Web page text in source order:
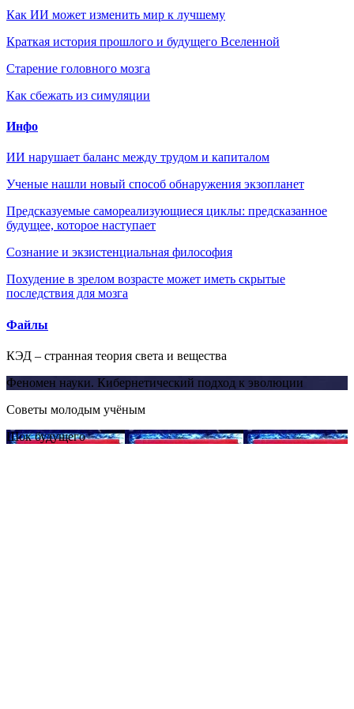
Как ИИ может изменить мир к лучшему
Краткая история прошлого и будущего Вселенной
Старение головного мозга
Как сбежать из симуляции
Инфо
ИИ нарушает баланс между трудом и капиталом
Ученые нашли новый способ обнаружения экзопланет
Предсказуемые самореализующиеся циклы: предсказанное
будущее, которое наступает
Сознание и экзистенциальная философия
Похудение в зрелом возрасте может иметь скрытые
последствия для мозга
Файлы
КЭД – странная теория света и вещества
Феномен науки. Кибернетический подход к эволюции
Советы молодым учёным
Шок будущего